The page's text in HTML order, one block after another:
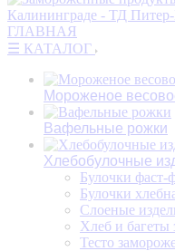
ГЛАВНАЯ
☰ КАТАЛОГ
Мороженое
Вафельные рожки
Хлебобулочные
Булочки фаст-
Булочки
Слоеные
Хлеб и
Тесто